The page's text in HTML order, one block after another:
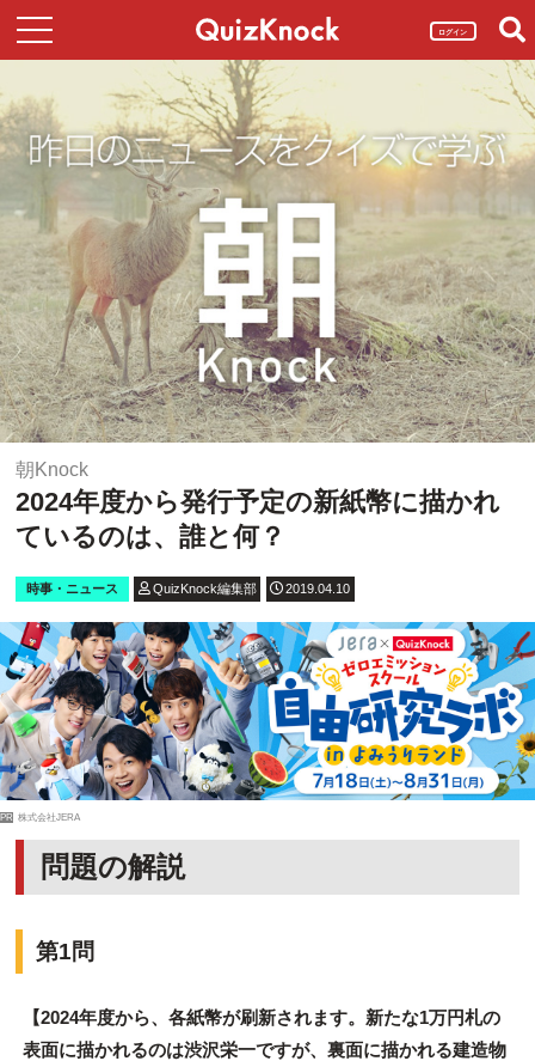
ログイン
朝Knock
2024年度から発行予定の新紙幣に描かれ
ているのは、誰と何？
時事・ニュース QuizKnock編集部 2019.04.10
PR 株式会社JERA
問題の解説
第1問
【2024年度から、各紙幣が刷新されます。新たな1万円札の
表面に描かれるのは渋沢栄一ですが、裏面に描かれる建造物